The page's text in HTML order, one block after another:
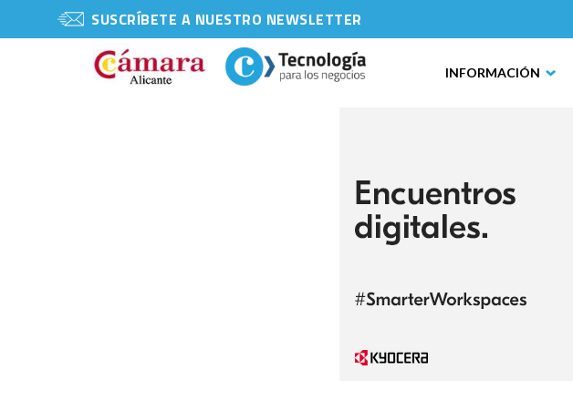
SUSCRÍBETE A NUESTRO NEWSLETTER
INFORMACIÓN